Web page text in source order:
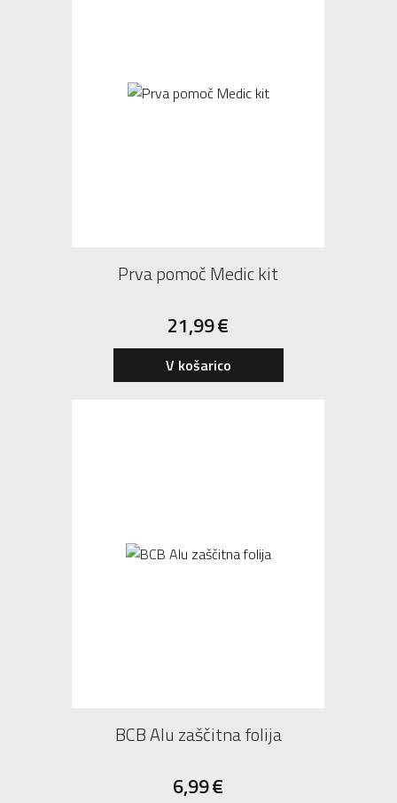
Prva pomoč Medic kit
21,99€
V košarico
BCB Alu zaščitna folija
6,99€